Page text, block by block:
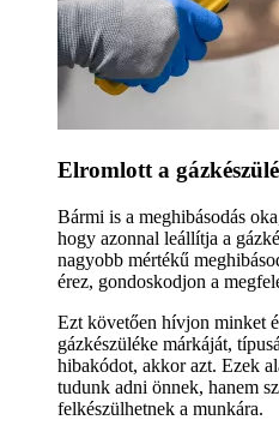
Elromlott a
Bármi is a meghibásodás
hogy azonnal leállítja a
nagyobb mértékű
érez, gondoskodjon a
Ezt követően hívjon minket
gázkészüléke márkáját,
hibakódot, akkor azt. Ezek
tudunk adni önnek, hanem
felkészülhetnek a munkára.